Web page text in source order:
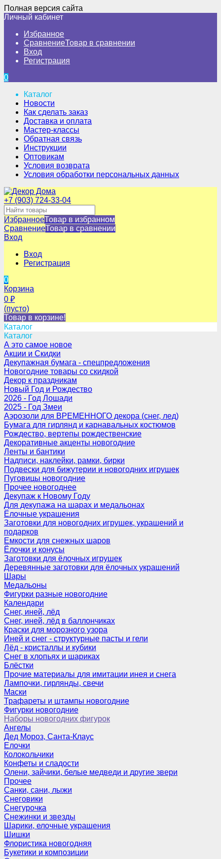
Полная версия сайта
Личный кабинет
Избранное
СравнениеТовар в сравнении
Вход
Регистрация
0
Каталог
Новости
Как сделать заказ
Доставка и оплата
Мастер-классы
Обратная связь
Инструкции
Оптовикам
Условия возврата
Условия обработки персональных данных
+7 (903) 724-33-04
ИзбранноеТовар в избранном
СравнениеТовар в сравнении
Вход
Вход
Регистрация
0
Корзина
0 ₽
(пусто)
Товар в корзине!
Каталог
Каталог
А это самое новое
Акции и Скидки
Декупажная бумага - спецпредложения
Новогодние товары со скидкой
Декор к праздникам
Новый Год и Рождество
2026 - Год Лошади
2025 - Год Змеи
Аэрозоли для ВРЕМЕННОГО декора (снег, лед)
Бумага для гирлянд и карнавальных костюмов
Рождество, вертепы рождественские
Декоративные акценты новогодние
Ленты и бантики
Надписи, наклейки, рамки, бирки
Подвески для бижутерии и новогодних игрушек
Пуговицы новогодние
Прочее новогоднее
Декупаж к Новому Году
Для декупажа на шарах и медальонах
Ёлочные украшения
Заготовки для новогодних игрушек, украшений и
подарков
Емкости для снежных шаров
Ёлочки и конусы
Заготовки для ёлочных игрушек
Деревянные заготовки для ёлочных украшений
Шары
Медальоны
Фигурки разные новогодние
Календари
Снег, иней, лёд
Снег, иней, лёд в баллончиках
Краски для морозного узора
Иней и снег - структурные пасты и гели
Лёд - кристаллы и кубики
Снег в хлопьях и шариках
Блёстки
Прочие материалы для имитации инея и снега
Лампочки, гирлянды, свечи
Маски
Трафареты и штампы новогодние
Фигурки новогодние
Наборы новогодних фигурок
Ангелы
Дед Мороз, Санта-Клаус
Елочки
Колокольчики
Конфеты и сладости
Олени, зайчики, белые медведи и другие звери
Прочее
Санки, сани, лыжи
Снеговики
Снегурочка
Снежинки и звезды
Шарики, елочные украшения
Шишки
Флористика новогодняя
Букетики и композиции